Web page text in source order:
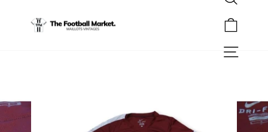
Rechercher
Navigation